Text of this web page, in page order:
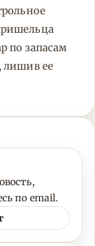
по запасам
лишив ее
по email.